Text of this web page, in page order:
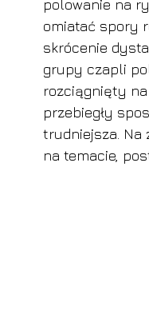
polowanie na
omiatać spory
skrócenie
grupy czapli
rozciągnięty
przebiegły
trudniejsza. Na
na temacie,